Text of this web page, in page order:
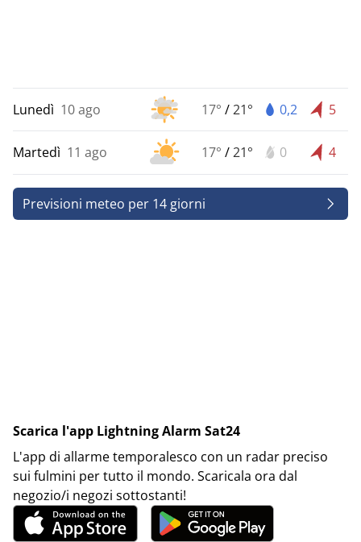
Lunedì 10 ago 17° /21° 0,2 5
Martedì 11 ago 17° /21° 0 4
Previsioni meteo per 14 giorni
Scarica l'app Lightning Alarm Sat24
L'app di allarme temporalesco con un radar preciso
sui fulmini per tutto il mondo. Scaricala ora dal
negozio/i negozi sottostanti!